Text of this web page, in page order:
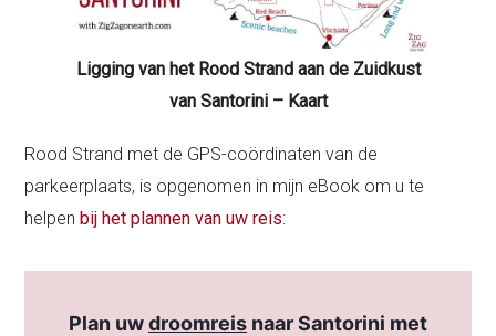
Ligging van het Rood Strand aan de Zuidkust
van Santorini – Kaart
Rood Strand met de GPS-coördinaten van de
parkeerplaats, is opgenomen in mijn eBook om u te
helpen bij het plannen van uw reis:
Plan uwdroomreis naar Santorini met